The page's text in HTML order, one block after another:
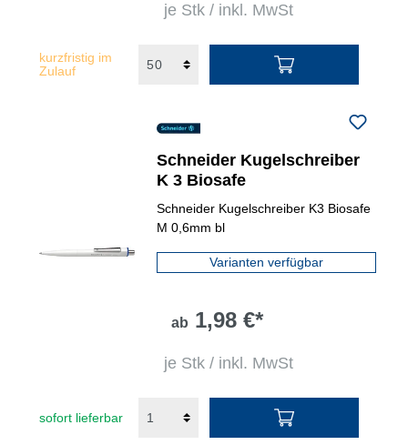
je Stk / inkl. MwSt
kurzfristig im
Zulauf
Schneider Kugelschreiber
K 3 Biosafe
Schneider Kugelschreiber K3 Biosafe
M 0,6mm bl
Varianten verfügbar
ab 1,98 €*
je Stk / inkl. MwSt
sofort lieferbar